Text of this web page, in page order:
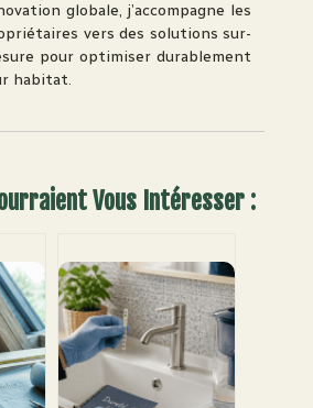
globale, j’accompagne les
vers des solutions sur-
pour optimiser durablement
habitat.
Vous Intéresser :